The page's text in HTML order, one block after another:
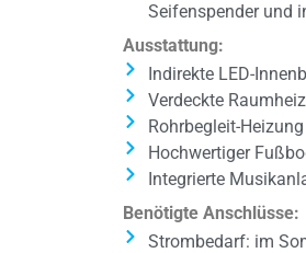
Seifenspender und
Ausstattung:
Indirekte LED-
Verdeckte
Rohrbegleit-Heizung
Hochwertiger
Integrierte
Benötigte Anschlüsse:
Strombedarf: im